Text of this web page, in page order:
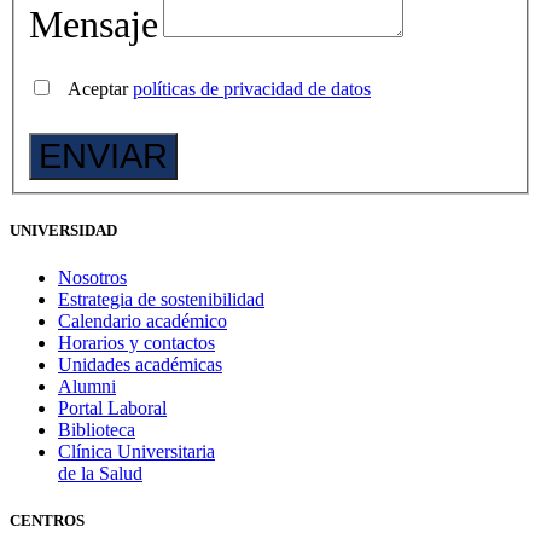
Mensaje
Aceptarpolíticas de privacidad de datos
UNIVERSIDAD
Nosotros
Estrategia de sostenibilidad
Calendario académico
Horarios y contactos
Unidades académicas
Alumni
Portal Laboral
Biblioteca
Clínica Universitaria
de la Salud
CENTROS